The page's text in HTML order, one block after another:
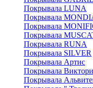
Покрывала LUNA
Покрывала
Покрывала
Покрывала
Покрывала RUNA
Покрывала SILVER
Покрывала Артис
Покрывала
Покрывала